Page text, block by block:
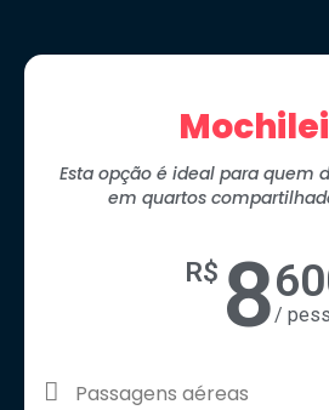
Esta opção é ideal para quem
em quartos
R$ 8/
Passagens aéreas